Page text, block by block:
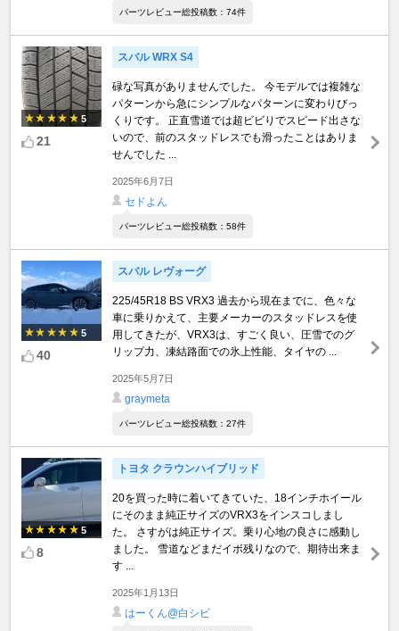
パーツレビュー総投稿数：74件
5
21
スバル WRX S4
碌な写真がありませんでした。 今モデルでは複雑な
パターンから急にシンプルなパターンに変わりびっ
くりです。 正直雪道では超ビビりでスピード出さな
いので、前のスタッドレスでも滑ったことはありま
せんでした ...
2025年6月7日
セドよん
パーツレビュー総投稿数：58件
5
40
スバル レヴォーグ
225/45R18 BS VRX3 過去から現在までに、色々な
車に乗りかえて、主要メーカーのスタッドレスを使
用してきたが、VRX3は、すごく良い、圧雪でのグ
リップ力、凍結路面での氷上性能、タイヤの ...
2025年5月7日
graymeta
パーツレビュー総投稿数：27件
5
8
トヨタ クラウンハイブリッド
20を買った時に着いてきていた、18インチホイール
にそのまま純正サイズのVRX3をインスコしまし
た。 さすがは純正サイズ。乗り心地の良さに感動し
ました。 雪道などまだイボ残りなので、期待出来ま
す ...
2025年1月13日
はーくん@白シビ